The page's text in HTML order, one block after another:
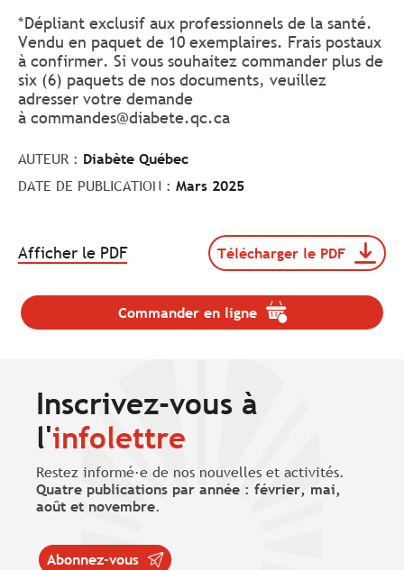
*Dépliant exclusif aux professionnels de la santé.
Vendu en paquet de 10 exemplaires. Frais postaux
à confirmer. Si vous souhaitez commander plus de
six (6) paquets de nos documents, veuillez
adresser votre demande
à commandes@diabete.qc.ca
AUTEUR : Diabète Québec
DATE DE PUBLICATION : Mars 2025
Afficher le PDF.
Le
va
s'ouvrir
onglet.
Télécharger le PDF
Télécharger
le
document
(format
703
Ko).
Commander en ligne
.
Le
s'ouvrir
dans
Inscrivez-vous à
l'infolettre
Restez informé·e de nos nouvelles et activités.
Quatre publications par année : février, mai,
août et novembre.
Abonnez-vous